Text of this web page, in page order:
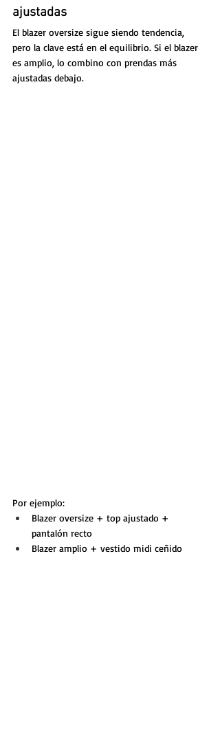
ajustadas
El blazer oversize sigue siendo tendencia,
pero la clave está en el equilibrio. Si el blazer
es amplio, lo combino con prendas más
ajustadas debajo.
Por ejemplo:
Blazer oversize + top ajustado +
pantalón recto
Blazer amplio + vestido midi ceñido